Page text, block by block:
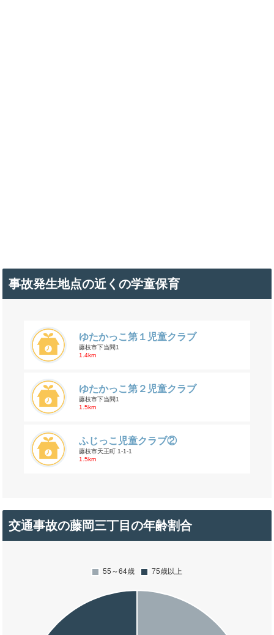
事故発生地点の近くの学童保育
ゆたかっこ第１児童クラブ
藤枝市下当間1
1.4km
ゆたかっこ第２児童クラブ
藤枝市下当間1
1.5km
ふじっこ児童クラブ②
藤枝市天王町 1-1-1
1.5km
交通事故の藤岡三丁目の年齢割合